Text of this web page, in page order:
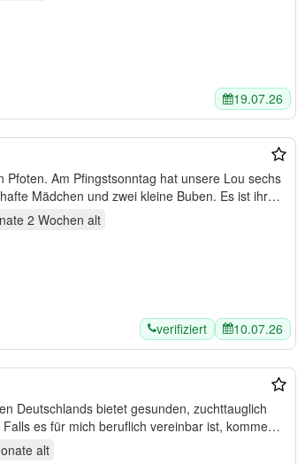
19.07.26
Lou sechs
Mädchen und zwei kleine Buben. Es ist ihr…
2 Wochen alt
verifiziert 10.07.26
Deutschlands bietet gesunden, zuchttauglich
es für mich beruflich vereinbar ist, kommen
alt